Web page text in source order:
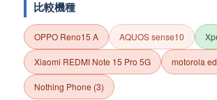
比較機種
OPPO Reno15 A AQUOS sense10
Xiaomi REDMI Note 15 Pro 5G motorola
Nothing Phone (3)